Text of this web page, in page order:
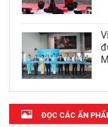
ĐỌC CÁC ẤN